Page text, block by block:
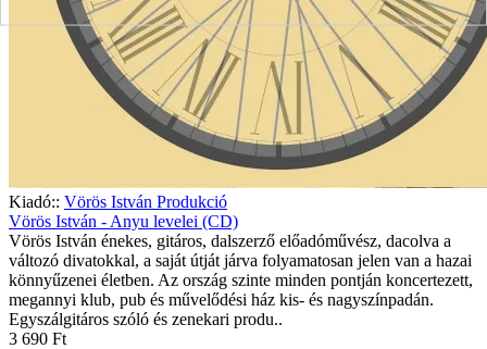
Kiadó:: Vörös István Produkció
Vörös István - Anyu levelei (CD)
Vörös István énekes, gitáros, dalszerző előadóművész, dacolva a
változó divatokkal, a saját útját járva folyamatosan jelen van a hazai
könnyűzenei életben. Az ország szinte minden pontján koncertezett,
megannyi klub, pub és művelődési ház kis- és nagyszínpadán.
Egyszálgitáros szóló és zenekari produ..
3 690 Ft